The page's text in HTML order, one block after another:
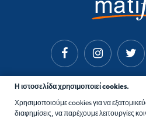
Η ιστοσελίδα χρησιμοποιεί cookies.
Χρησιμοποιούμε cookies για να
διαφημίσεις, να παρέχουμε λειτουργίες